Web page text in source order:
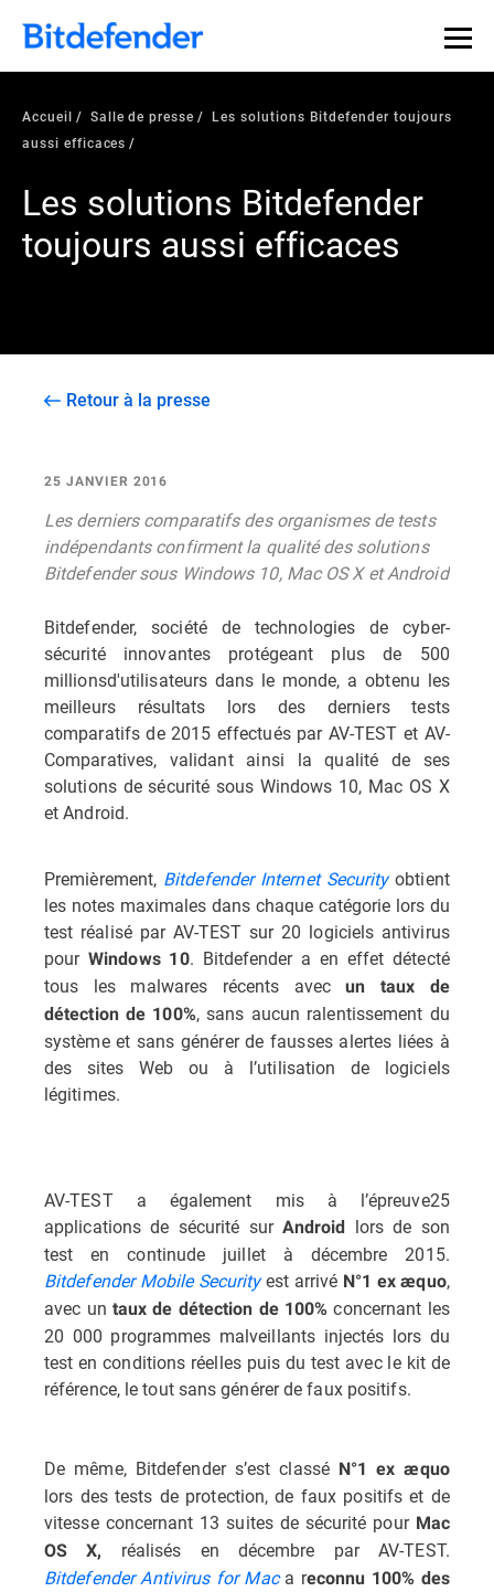
Accueil Salle de presse
Les solutions Bitdefender toujours
aussi efficaces
Les solutions Bitdefender
toujours aussi efficaces
Retour à la presse
25 JANVIER 2016
Les derniers comparatifs des organismes de tests
indépendants confirment la qualité des solutions
Bitdefender sous Windows 10, Mac OS X et Android
Bitdefender, société de technologies de cyber-
sécurité innovantes protégeant plus de 500
millionsd'utilisateurs dans le monde, a obtenu les
meilleurs résultats lors des derniers tests
comparatifs de 2015 effectués par AV-TEST et AV-
Comparatives, validant ainsi la qualité de ses
solutions de sécurité sous Windows 10, Mac OS X
et Android.
Premièrement, Bitdefender Internet Security obtient
les notes maximales dans chaque catégorie lors du
test réalisé par AV-TEST sur 20 logiciels antivirus
pourWindows 10. Bitdefender a en effet détecté
tous les malwares récents avecun taux de
détection de 100%, sans aucun ralentissement du
système et sans générer de fausses alertes liées à
des sites Web ou à l’utilisation de logiciels
légitimes.
AV-TEST a également mis à l’épreuve25
applications de sécurité sur Android lors de son
test en continude juillet à décembre 2015.
Bitdefender Mobile Security est arrivé N°1 ex æquo,
avec un taux de détection de 100% concernant les
20 000 programmes malveillants injectés lors du
test en conditions réelles puis du test avec le kit de
référence, le tout sans générer de faux positifs.
De même, Bitdefender s’est classé N°1 ex æquo
lors des tests de protection, de faux positifs et de
vitesse concernant 13 suites de sécurité pour Mac
OS X, réalisés en décembre par AV-TEST.
Bitdefender Antivirus for Mac a reconnu 100% des